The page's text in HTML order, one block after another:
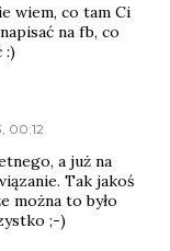
wiem, co tam Ci
na fb, co
:)
00:12
a już na
Tak jakoś
można to było
;-)